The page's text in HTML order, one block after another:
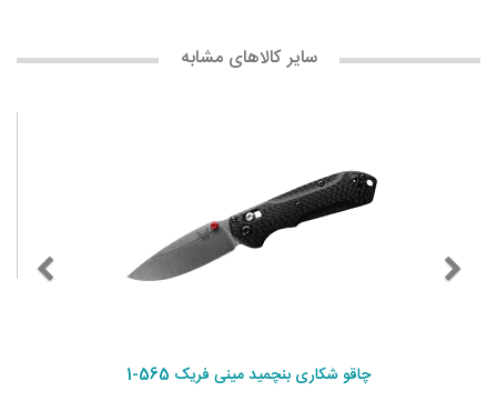
سایر کالاهای مشابه
چاقو شکاری بنچمید مینی فریک 565-1